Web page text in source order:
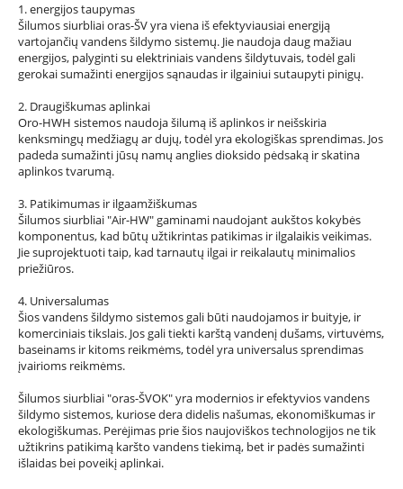
1. energijos taupymas
Šilumos siurbliai oras-ŠV yra viena iš efektyviausiai energiją
vartojančių vandens šildymo sistemų. Jie naudoja daug mažiau
energijos, palyginti su elektriniais vandens šildytuvais, todėl gali
gerokai sumažinti energijos sąnaudas ir ilgainiui sutaupyti pinigų.
2. Draugiškumas aplinkai
Oro-HWH sistemos naudoja šilumą iš aplinkos ir neišskiria
kenksmingų medžiagų ar dujų, todėl yra ekologiškas sprendimas. Jos
padeda sumažinti jūsų namų anglies dioksido pėdsaką ir skatina
aplinkos tvarumą.
3. Patikimumas ir ilgaamžiškumas
Šilumos siurbliai "Air-HW" gaminami naudojant aukštos kokybės
komponentus, kad būtų užtikrintas patikimas ir ilgalaikis veikimas.
Jie suprojektuoti taip, kad tarnautų ilgai ir reikalautų minimalios
priežiūros.
4. Universalumas
Šios vandens šildymo sistemos gali būti naudojamos ir buityje, ir
komerciniais tikslais. Jos gali tiekti karštą vandenį dušams, virtuvėms,
baseinams ir kitoms reikmėms, todėl yra universalus sprendimas
įvairioms reikmėms.
Šilumos siurbliai "oras-ŠVOK" yra modernios ir efektyvios vandens
šildymo sistemos, kuriose dera didelis našumas, ekonomiškumas ir
ekologiškumas. Perėjimas prie šios naujoviškos technologijos ne tik
užtikrins patikimą karšto vandens tiekimą, bet ir padės sumažinti
išlaidas bei poveikį aplinkai.